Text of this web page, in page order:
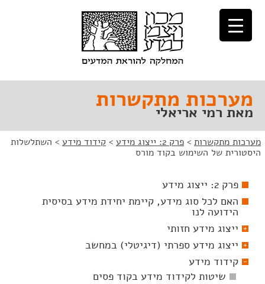
לתוכן
לניווט
מערכות מתקשרות
מאת רמי אריאלי
מערכות מתקשרות > פרק 2: ייצוג מידע > קידוד מידע > השתלשלות
היסטורית של השימוש בקוד מורס
פרק 2: ייצוג מידע
האם לכל סוג מידע, קיימת יחידת מידע בסיסית
הידועה לנו
ייצוג מידע חזותי
ייצוג מידע ספרתי (דיגיטלי) במחשב
קידוד מידע
שיטות לקידוד מידע בקוד פסים